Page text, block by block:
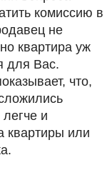
комиссию в
не
квартира уж
для Вас.
что,
и
квартиры или